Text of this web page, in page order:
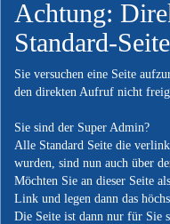
Achtung:
Standard-
Sie versuchen eine Seite
den direkten Aufruf nicht
Sie sind der Super Admin?
Alle Standard Seite die
wurden, sind nun auch über
Möchten Sie an dieser Seite
Link und legen dann das
Die Seite ist dann nur für Sie